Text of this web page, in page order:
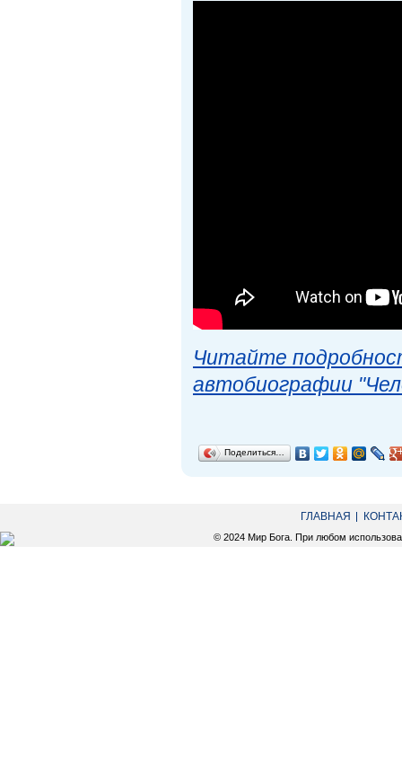
Читайте
автобиографии
Поделиться…
ГЛАВНАЯ
© 2024 Мир Бога. При любом